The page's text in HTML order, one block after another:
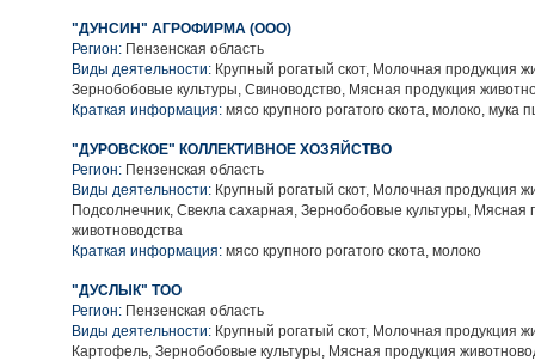
"ДУНСИН" АГРОФИРМА (ООО)
Регион: Пензенская область
Виды деятельности: Крупный рогатый скот, Молочная продукция
Зернобобовые культуры, Свиноводство, Мясная продукция
Краткая информация: мясо крупного рогатого скота, молоко, мука
"ДУРОВСКОЕ" КОЛЛЕКТИВНОЕ ХОЗЯЙСТВО
Регион: Пензенская область
Виды деятельности: Крупный рогатый скот, Молочная продукция
Подсолнечник, Свекла сахарная, Зернобобовые культуры, Мясная
животноводства
Краткая информация: мясо крупного рогатого скота, молоко
"ДУСЛЫК" ТОО
Регион: Пензенская область
Виды деятельности: Крупный рогатый скот, Молочная продукция
Картофель, Зернобобовые культуры, Мясная продукция